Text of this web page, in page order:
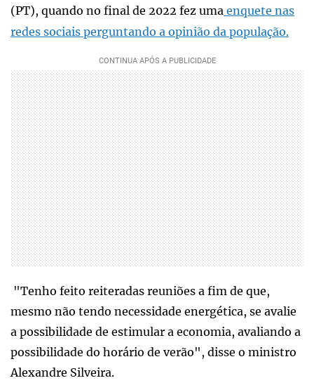
(PT), quando no final de 2022 fez uma enquete nas
redes sociais perguntando a opinião da população.
"Tenho feito reiteradas reuniões a fim de que,
mesmo não tendo necessidade energética, se avalie
a possibilidade de estimular a economia, avaliando a
possibilidade do horário de verão", disse o ministro
Alexandre Silveira.